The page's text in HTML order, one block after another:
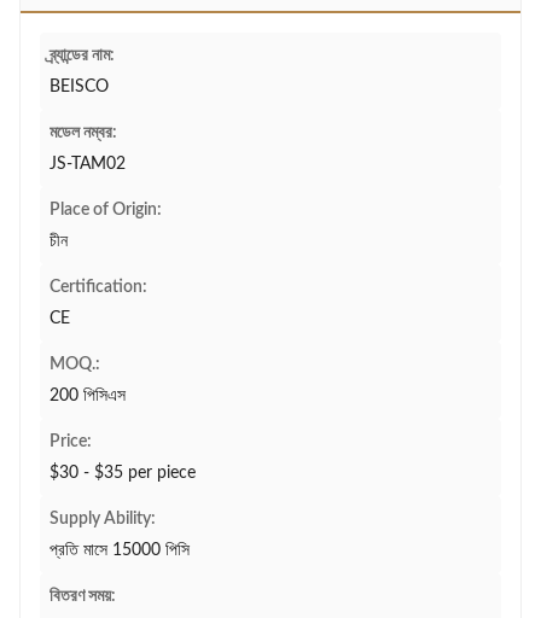
ব্র্যান্ডের নাম:
BEISCO
মডেল নম্বর:
JS-TAM02
Place of Origin:
চীন
Certification:
CE
MOQ.:
200 পিসিএস
Price:
$30 - $35 per piece
Supply Ability:
প্রতি মাসে 15000 পিসি
বিতরণ সময়: